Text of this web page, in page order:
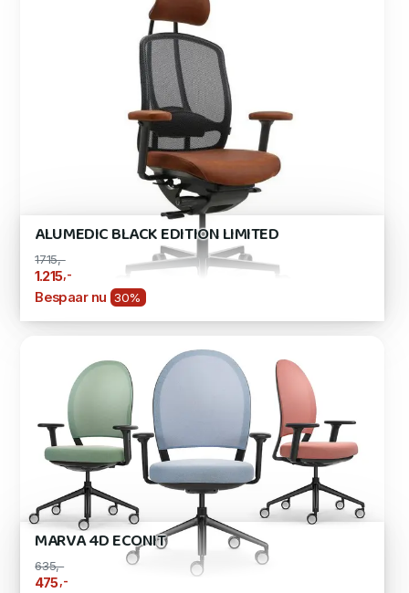
ALUMEDIC BLACK EDITION LIMITED
1715,-
1.215,-
Bespaar nu 30%
MARVA 4D ECONIT
635,-
475,-